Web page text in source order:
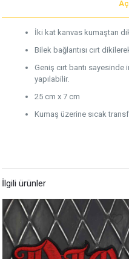
İki kat kanvas kumaştan
Bilek bağlantısı cırt
Geniş cırt bantı sayesinde
yapılabilir.
25 cm x 7 cm
Kumaş üzerine sıcak
İlgili ürünler